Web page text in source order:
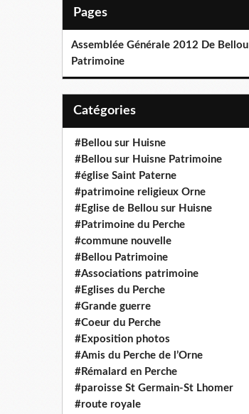
Pages
Assemblée Générale 2012 De Bellou
Patrimoine
Catégories
#Bellou sur Huisne
#Bellou sur Huisne Patrimoine
#église Saint Paterne
#patrimoine religieux Orne
#Eglise de Bellou sur Huisne
#Patrimoine du Perche
#commune nouvelle
#Bellou Patrimoine
#Associations patrimoine
#Eglises du Perche
#Grande guerre
#Coeur du Perche
#Exposition photos
#Amis du Perche de l’Orne
#Rémalard en Perche
#paroisse St Germain-St Lhomer
#route royale